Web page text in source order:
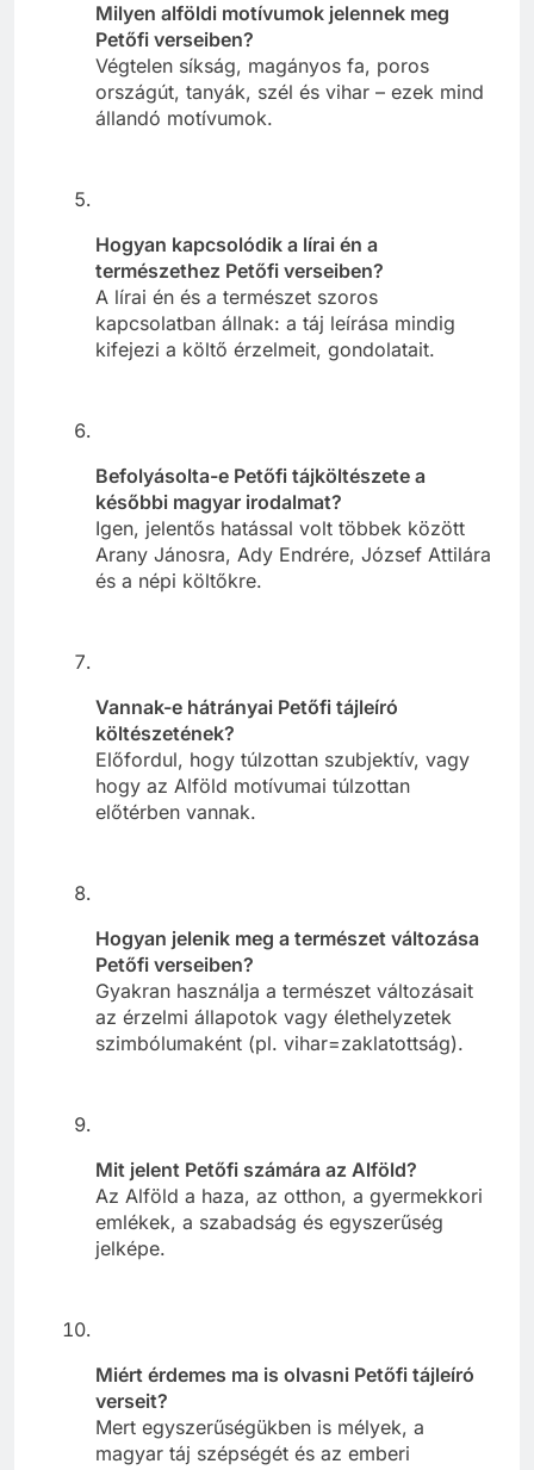
Milyen alföldi motívumok jelennek meg
Petőfi verseiben?
Végtelen síkság, magányos fa, poros
országút, tanyák, szél és vihar – ezek mind
állandó motívumok.
Hogyan kapcsolódik a lírai én a
természethez Petőfi verseiben?
A lírai én és a természet szoros
kapcsolatban állnak: a táj leírása mindig
kifejezi a költő érzelmeit, gondolatait.
Befolyásolta-e Petőfi tájköltészete a
későbbi magyar irodalmat?
Igen, jelentős hatással volt többek között
Arany Jánosra, Ady Endrére, József Attilára
és a népi költőkre.
Vannak-e hátrányai Petőfi tájleíró
költészetének?
Előfordul, hogy túlzottan szubjektív, vagy
hogy az Alföld motívumai túlzottan
előtérben vannak.
Hogyan jelenik meg a természet változása
Petőfi verseiben?
Gyakran használja a természet változásait
az érzelmi állapotok vagy élethelyzetek
szimbólumaként (pl. vihar=zaklatottság).
Mit jelent Petőfi számára az Alföld?
Az Alföld a haza, az otthon, a gyermekkori
emlékek, a szabadság és egyszerűség
jelképe.
Miért érdemes ma is olvasni Petőfi tájleíró
verseit?
Mert egyszerűségükben is mélyek, a
magyar táj szépségét és az emberi